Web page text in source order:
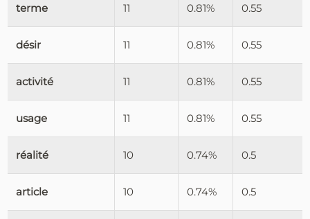
terme 11 0.81% 0.55
désir 11 0.81% 0.55
activité 11 0.81% 0.55
usage 11 0.81% 0.55
réalité 10 0.74% 0.5
article 10 0.74% 0.5